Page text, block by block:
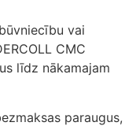
vai
CMC
līdz nākamajam
paraugus,